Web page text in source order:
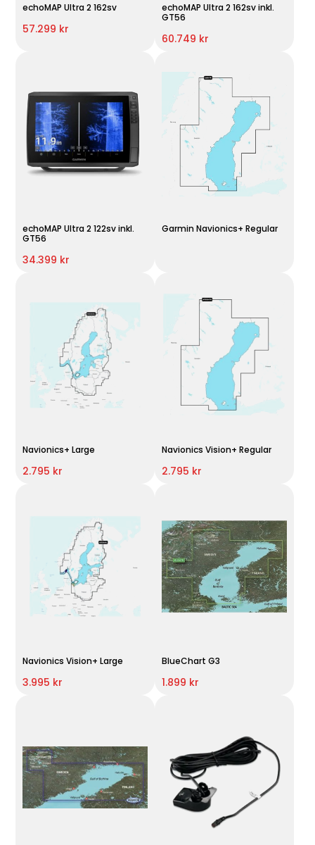
echoMAP Ultra 2 162sv
57.299 kr
echoMAP Ultra 2 162sv inkl.
GT56
60.749 kr
echoMAP Ultra 2 122sv inkl.
GT56
34.399 kr
Garmin Navionics+ Regular
Navionics+ Large
2.795 kr
Navionics Vision+ Regular
2.795 kr
Navionics Vision+ Large
3.995 kr
BlueChart G3
1.899 kr